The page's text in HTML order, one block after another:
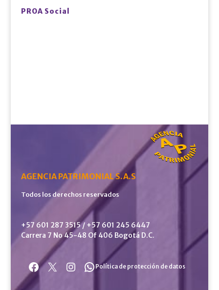
PROA Social
AGENCIA PATRIMONIAL S.A.S
Todos los derechos reservados
+57 601 287 3515 / +57 601 245 6447
Carrera 7 No 45-48 Of 406 Bogotá D.C.
Facebook
X Instagram
WhatsApp
Política de protección de datos